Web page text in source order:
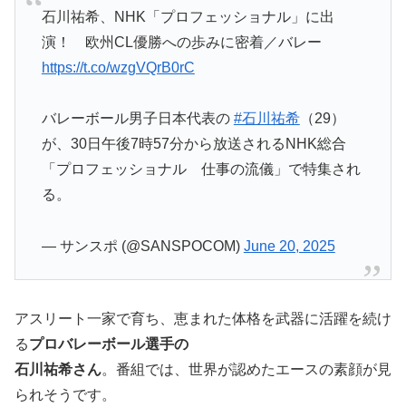
石川祐希、NHK「プロフェッショナル」に出
演！ 欧州CL優勝への歩みに密着／バレー
https://t.co/wzgVQrB0rC
バレーボール男子日本代表の #石川祐希（29）
が、30日午後7時57分から放送されるNHK総合
「プロフェッショナル 仕事の流儀」で特集され
る。
— サンスポ (@SANSPOCOM) June 20, 2025
アスリート一家で育ち、恵まれた体格を武器に活躍を続け
るプロバレーボール選手の
石川祐希さん。番組では、世界が認めたエースの素顔が見
られそうです。